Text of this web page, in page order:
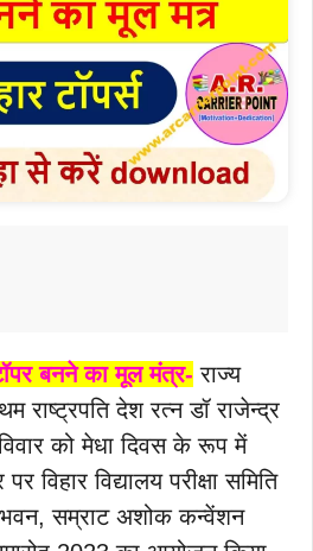
बनने का मूल मंत्र- राज्य
राष्ट्रपति देश रत्न डॉ राजेन्द्र
को मेधा दिवस के रूप में
विहार विद्यालय परीक्षा समिति
भवन, सम्राट अशोक कन्वेंशन